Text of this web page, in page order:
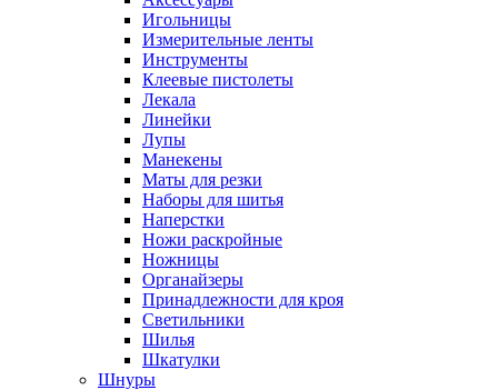
Игольницы
Измерительные ленты
Инструменты
Клеевые пистолеты
Лекала
Линейки
Лупы
Манекены
Маты для резки
Наборы для шитья
Наперстки
Ножи раскройные
Ножницы
Органайзеры
Принадлежности для кроя
Светильники
Шилья
Шкатулки
Шнуры